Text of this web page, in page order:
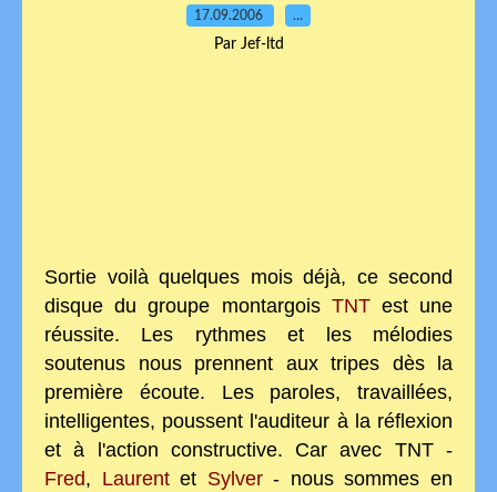
17.09.2006 …
Par Jef-ltd
Sortie voilà quelques mois déjà, ce second
disque du groupe montargois TNTest une
réussite. Les rythmes et les mélodies
soutenus nous prennent aux tripes dès la
première écoute. Les paroles, travaillées,
intelligentes, poussent l'auditeur à la réflexion
et à l'action constructive. Car avec TNT -
Fred, Laurentet Sylver- nous sommes en